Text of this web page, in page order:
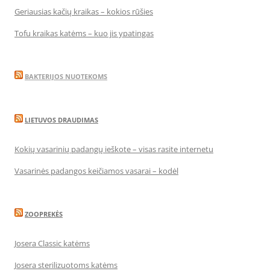
Geriausias kačių kraikas – kokios rūšies
Tofu kraikas katėms – kuo jis ypatingas
BAKTERIJOS NUOTEKOMS
LIETUVOS DRAUDIMAS
Kokių vasarinių padangų ieškote – visas rasite internetu
Vasarinės padangos keičiamos vasarai – kodėl
ZOOPREKĖS
Josera Classic katėms
Josera sterilizuotoms katėms